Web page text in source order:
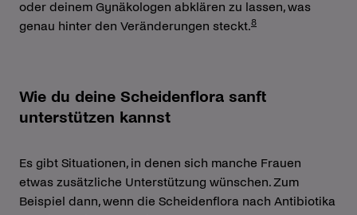
oder deinem Gynäkologen abklären zu lassen, was
genau hinter den Veränderungen steckt.8
Wie du deine Scheidenflora sanft
unterstützen kannst
Es gibt Situationen, in denen sich manche Frauen
etwas zusätzliche Unterstützung wünschen. Zum
Beispiel dann, wenn die Scheidenflora nach Antibiotika